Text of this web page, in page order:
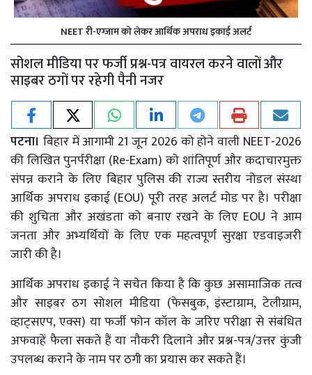
NEET री-एग्जाम को लेकर आर्थिक अपराध इकाई अलर्ट
सोशल मीडिया पर फर्जी प्रश्न-पत्र वायरल करने वालों और
साइबर ठगों पर रहेगी पैनी नजर
पटना। बिहार में आगामी 21 जून 2026 को होने वाली NEET-2026
की लिखित पुनर्परीक्षा (Re-Exam) को शांतिपूर्ण और कदाचारमुक्त
संपन्न कराने के लिए बिहार पुलिस की राज्य स्तरीय नोडल संस्था
आर्थिक अपराध इकाई (EOU) पूरी तरह अलर्ट मोड पर है। परीक्षा
की शुचिता और अखंडता को बनाए रखने के लिए EOU ने आम
जनता और अभ्यर्थियों के लिए एक महत्वपूर्ण सुरक्षा एडवाइजरी
जारी की है।
आर्थिक अपराध इकाई ने सचेत किया है कि कुछ असामाजिक तत्व
और साइबर ठग सोशल मीडिया (फेसबुक, इंस्टाग्राम, टेलीग्राम,
व्हाट्सएप, एक्स) या फर्जी फोन कॉल के जरिए परीक्षा से संबंधित
अफवाहें फैला सकते हैं या नौकरी दिलाने और प्रश्न-पत्र/उत्तर कुंजी
उपलब्ध कराने के नाम पर ठगी का प्रयास कर सकते हैं।